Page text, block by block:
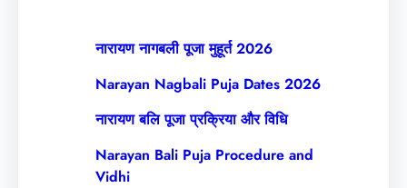
नारायण नागबली पूजा मुहूर्त 2026
Narayan Nagbali Puja Dates 2026
नारायण बलि पूजा प्रक्रिया और विधि
Narayan Bali Puja Procedure and
Vidhi